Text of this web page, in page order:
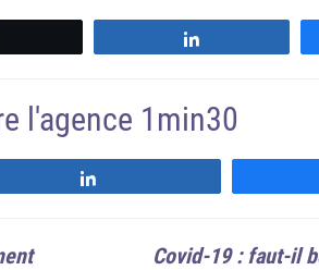
l'agence 1min30
Covid-19 : faut-il